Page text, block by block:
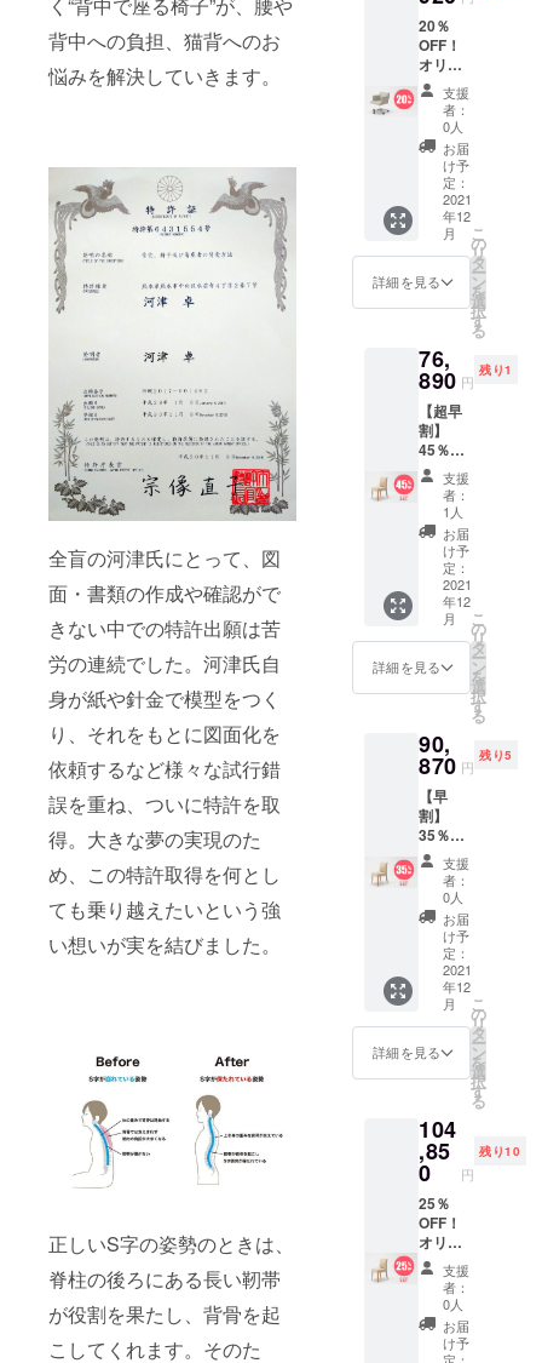
背中への負担、猫背へのお
悩みを解決していきます。
全盲の河津氏にとって、図
面・書類の作成や確認がで
きない中での特許出願は苦
労の連続でした。河津氏自
身が紙や針金で模型をつく
り、それをもとに図面化を
依頼するなど様々な試行錯
誤を重ね、ついに特許を取
得。大きな夢の実現のた
め、この特許取得を何とし
ても乗り越えたいという強
い想いが実を結びました。
正しいS字の姿勢のときは、
脊柱の後ろにある長い靭帯
が役割を果たし、背骨を起
こしてくれます。そのた
み ※備
考欄
に、ご
希望の
張地の
色をご
記入く
ださ
い。
※2021
年12月
順次出
荷予定
です。
20％
OFF！
オリジ
ナル
チェア
(アイ
ディオ
タイプ)
1脚 一
般販売
予定価
格：
84,900
円（税
込） ※1
年保証
み ※備
考欄
に、ご
希望の
張地の
色をご
記入く
ださ
い。
※2021
年12月
順次出
荷予定
です。
支援
者：
0人
お届
け予
定：
2021
年12
月
詳細を見る
こ
の
リ
タ
ー
ン
を
選
択
す
る
76,
890 円
残り1
【超早
割】
45％
OFF！
オリジ
ナル
チェア
(カトレ
アタイ
プ)1
脚、 オ
リジナ
ルチェ
ア(アイ
ディオ
タイ
一般販
売予定
価格：
139,800
円（税
込） ※1
年保証
※送料込
み ※備
考欄
に、ご
希望の
張地と
脚部の
色をご
記入く
ださ
地のみ
選択可
能です)
※2021
年12月
順次出
荷予定
です。
支援
者：
1人
お届
け予
定：
2021
年12
月
詳細を見る
こ
の
リ
タ
ー
ン
を
選
択
す
る
90,
870 円
残り5
【早
割】
35％
OFF！
オリジ
ナル
チェア
(カトレ
アタイ
プ)1
脚、 オ
リジナ
ルチェ
ア(アイ
ディオ
タイ
一般販
売予定
価格：
139,800
円（税
込） ※1
年保証
※送料込
み ※備
考欄
に、ご
希望の
張地と
支援
者：
0人
お届
け予
定：
2021
年12
月
詳細を見る
こ
の
リ
タ
ー
ン
を
選
択
す
る
104
,85
0 円
残り10
25％
OFF！
オリジ
ナル
チェア
(カトレ
アタイ
プ)1
脚、 オ
支援
者：
0人
お届
け予
定：